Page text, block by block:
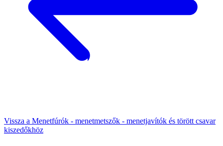
Vissza a Menetfúrók - menetmetszők - menetjavítók és törött csavar
kiszedőkhöz